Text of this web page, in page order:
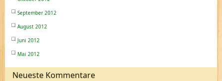
September 2012
August 2012
Juni 2012
Mai 2012
Neueste Kommentare